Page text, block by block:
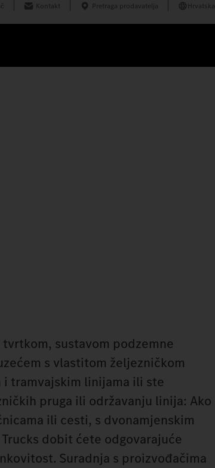
Kontakt Pretraga prodavatelja Hrvatska
sustavom podzemne
s vlastitom željezničkom
tramvajskim linijama ili ste
pruga ili održavanju linija: Ako
ili cesti, s dvonamjenskim
dobit ćete odgovarajuće
Suradnja s proizvođačima